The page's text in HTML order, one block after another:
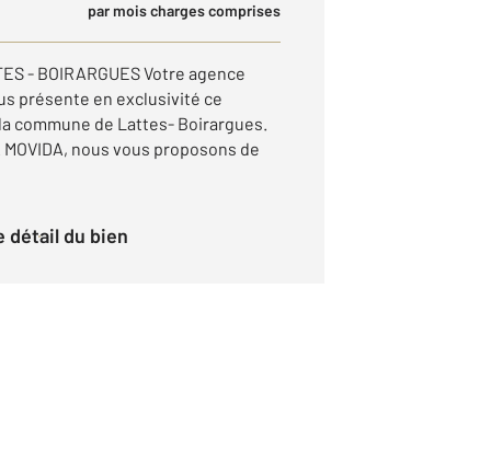
par mois charges comprises
- BOIRARGUES Votre agence
présente en exclusivité ce
commune de Lattes- Boirargues.
nous vous proposons de
détail du bien